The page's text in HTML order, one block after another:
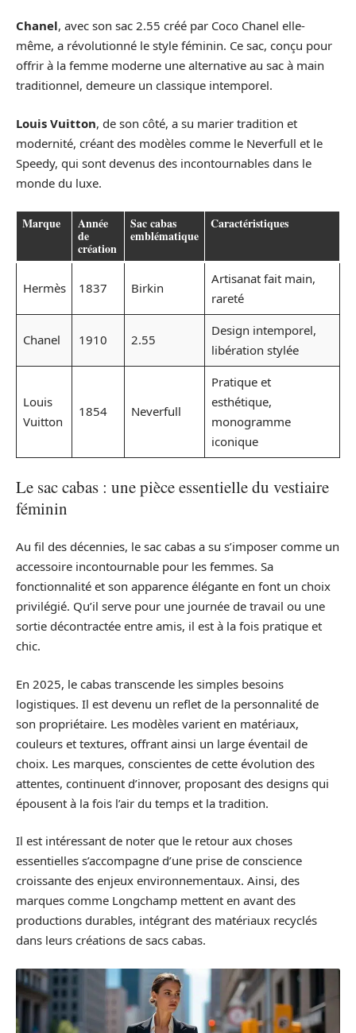
Chanel, avec son sac 2.55 créé par Coco Chanel elle-
même, a révolutionné le style féminin. Ce sac, conçu pour
offrir à la femme moderne une alternative au sac à main
traditionnel, demeure un classique intemporel.
Louis Vuitton, de son côté, a su marier tradition et
modernité, créant des modèles comme le Neverfull et le
Speedy, qui sont devenus des incontournables dans le
monde du luxe.
Marque Année
de
création
Sac cabas
emblématique
Caractéristiques
Hermès 1837 Birkin
Artisanat fait main,
rareté
Chanel 1910 2.55
Design intemporel,
libération stylée
Louis
Vuitton
1854 Neverfull
Pratique et
esthétique,
monogramme
iconique
Le sac cabas : une pièce essentielle du vestiaire
féminin
Au fil des décennies, le sac cabas a su s’imposer comme un
accessoire incontournable pour les femmes. Sa
fonctionnalité et son apparence élégante en font un choix
privilégié. Qu’il serve pour une journée de travail ou une
sortie décontractée entre amis, il est à la fois pratique et
chic.
En 2025, le cabas transcende les simples besoins
logistiques. Il est devenu un reflet de la personnalité de
son propriétaire. Les modèles varient en matériaux,
couleurs et textures, offrant ainsi un large éventail de
choix. Les marques, conscientes de cette évolution des
attentes, continuent d’innover, proposant des designs qui
épousent à la fois l’air du temps et la tradition.
Il est intéressant de noter que le retour aux choses
essentielles s’accompagne d’une prise de conscience
croissante des enjeux environnementaux. Ainsi, des
marques comme Longchamp mettent en avant des
productions durables, intégrant des matériaux recyclés
dans leurs créations de sacs cabas.